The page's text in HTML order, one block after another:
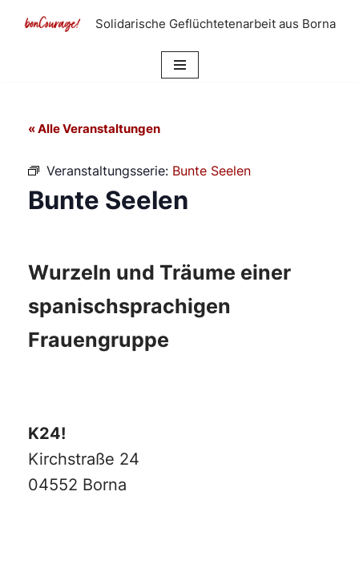
Solidarische Geflüchtetenarbeit aus Borna
« Alle Veranstaltungen
Veranstaltungsserie: Bunte Seelen
Bunte Seelen
Wurzeln und Träume einer
spanischsprachigen
Frauengruppe
K24!
Kirchstraße 24
04552 Borna